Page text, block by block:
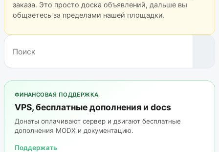
заказа. Это просто доска объявлений, дальше вы
общаетесь за пределами нашей площадки.
ФИНАНСОВАЯ ПОДДЕРЖКА
VPS, бесплатные дополнения и docs
Донаты оплачивают сервер и двигают бесплатные
дополнения MODX и документацию.
Поддержать